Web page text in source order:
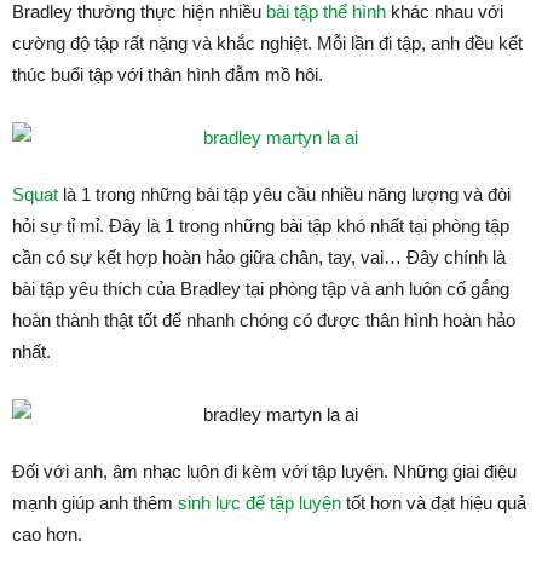
Bradley thường thực hiện nhiều bài tập thể hình khác nhau với
cường độ tập rất nặng và khắc nghiệt. Mỗi lần đi tập, anh đều kết
thúc buổi tập với thân hình đẫm mồ hôi.
Squat là 1 trong những bài tập yêu cầu nhiều năng lượng và đòi
hỏi sự tỉ mỉ. Đây là 1 trong những bài tập khó nhất tại phòng tập
cần có sự kết hợp hoàn hảo giữa chân, tay, vai… Đây chính là
bài tập yêu thích của Bradley tại phòng tập và anh luôn cố gắng
hoàn thành thật tốt để nhanh chóng có được thân hình hoàn hảo
nhất.
Đối với anh, âm nhạc luôn đi kèm với tập luyện. Những giai điệu
mạnh giúp anh thêm sinh lực để tập luyện tốt hơn và đạt hiệu quả
cao hơn.